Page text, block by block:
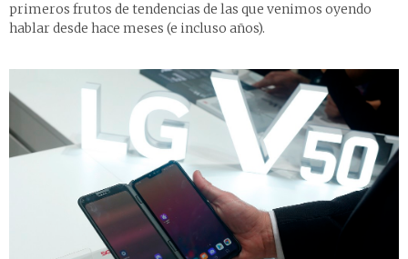
primeros frutos de tendencias de las que venimos oyendo
hablar desde hace meses (e incluso años).